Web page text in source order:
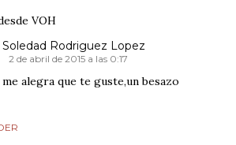
VOH
Soledad Rodriguez Lopez
2 de abril de 2015 a las 0:17
me alegra que te guste,un besazo